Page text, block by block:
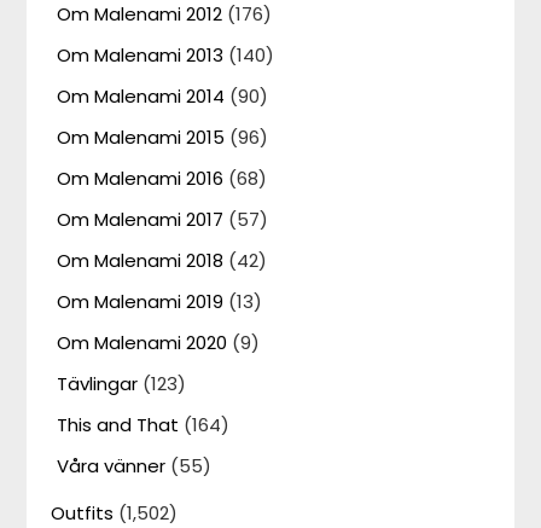
Om Malenami 2012 (176)
Om Malenami 2013 (140)
Om Malenami 2014 (90)
Om Malenami 2015 (96)
Om Malenami 2016 (68)
Om Malenami 2017 (57)
Om Malenami 2018 (42)
Om Malenami 2019 (13)
Om Malenami 2020 (9)
Tävlingar (123)
This and That (164)
Våra vänner (55)
Outfits (1,502)